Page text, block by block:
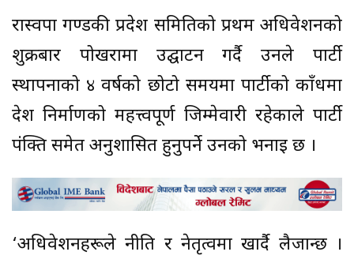
रास्वपा गण्डकी प्रदेश समितिको प्रथम अधिवेशनको
शुक्रबार पोखरामा उद्घाटन गर्दै उनले पार्टी
स्थापनाको ४ वर्षको छोटो समयमा पार्टीको काँधमा
देश निर्माणको महत्त्वपूर्ण जिम्मेवारी रहेकाले पार्टी
पंक्ति समेत अनुशासित हुनुपर्ने उनको भनाइ छ ।
‘अधिवेशनहरूले नीति र नेतृत्वमा खार्दै लैजान्छ ।